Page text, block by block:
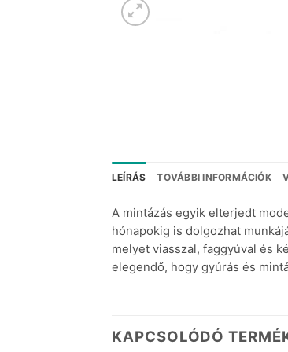
LEÍRÁS TOVÁBBI INFORMÁCIÓK
A mintázás egyik elterjedt
hónapokig is dolgozhat
melyet viasszal, faggyúval és
elegendő, hogy gyúrás és
KAPCSOLÓDÓ